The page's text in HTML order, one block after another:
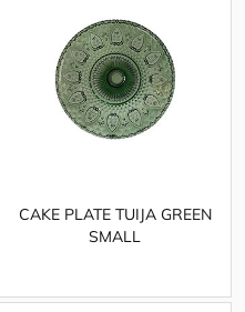
CAKE PLATE TUIJA GREEN
SMALL